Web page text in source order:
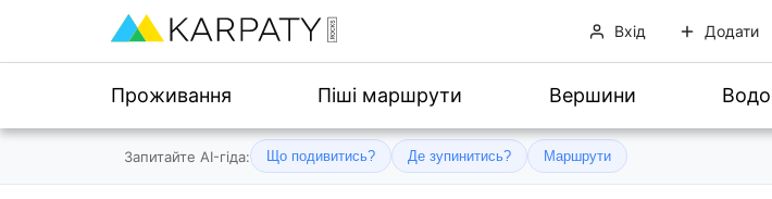
Вхід Додати
Проживання Піші маршрути Вершини
Запитайте AI-гіда: Що подивитись? Де зупинитись? Маршрути